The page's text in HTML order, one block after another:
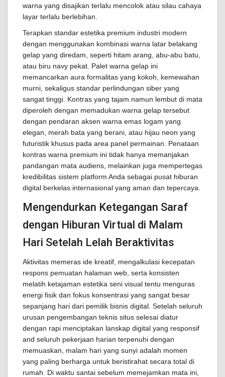
warna yang disajikan terlalu mencolok atau silau cahaya
layar terlalu berlebihan.
Terapkan standar estetika premium industri modern
dengan menggunakan kombinasi warna latar belakang
gelap yang diredam, seperti hitam arang, abu-abu batu,
atau biru navy pekat. Palet warna gelap ini
memancarkan aura formalitas yang kokoh, kemewahan
murni, sekaligus standar perlindungan siber yang
sangat tinggi. Kontras yang tajam namun lembut di mata
diperoleh dengan memadukan warna gelap tersebut
dengan pendaran aksen warna emas logam yang
elegan, merah bata yang berani, atau hijau neon yang
futuristik khusus pada area panel permainan. Penataan
kontras warna premium ini tidak hanya memanjakan
pandangan mata audiens, melainkan juga mempertegas
kredibilitas sistem platform Anda sebagai pusat hiburan
digital berkelas internasional yang aman dan tepercaya.
Mengendurkan Ketegangan Saraf
dengan Hiburan Virtual di Malam
Hari Setelah Lelah Beraktivitas
Aktivitas memeras ide kreatif, mengalkulasi kecepatan
respons pemuatan halaman web, serta konsisten
melatih ketajaman estetika seni visual tentu menguras
energi fisik dan fokus konsentrasi yang sangat besar
sepanjang hari dari pemilik bisnis digital. Setelah seluruh
urusan pengembangan teknis situs selesai diatur
dengan rapi menciptakan lanskap digital yang responsif
and seluruh pekerjaan harian terpenuhi dengan
memuaskan, malam hari yang sunyi adalah momen
yang paling berharga untuk beristirahat secara total di
rumah. Di waktu santai sebelum memejamkan mata ini,